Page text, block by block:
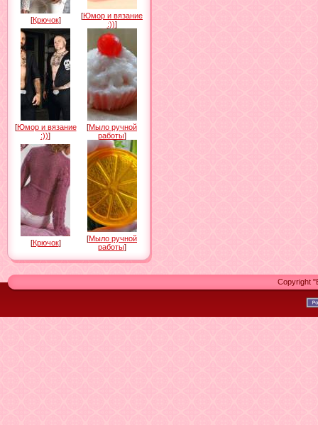
[Крючок] [Юмор и вязание
:))]
[Юмор и вязание
:))]
[Мыло ручной
работы]
[Крючок] [Мыло ручной
работы]
Copyright